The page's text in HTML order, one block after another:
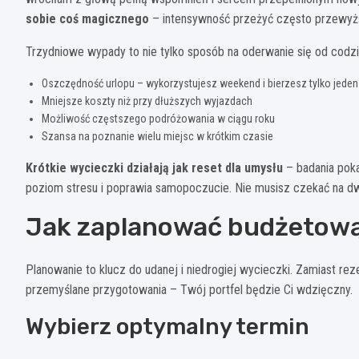
sobie coś magicznego – intensywność przeżyć często
Trzydniowe wypady to nie tylko sposób na oderwanie się od
Oszczędność urlopu – wykorzystujesz weekend i bierzesz tylko
Mniejsze koszty niż przy dłuższych wyjazdach
Możliwość częstszego podróżowania w ciągu roku
Szansa na poznanie wielu miejsc w krótkim czasie
Krótkie wycieczki działają jak reset dla umysłu – badania
poziom stresu i poprawia samopoczucie. Nie musisz czekać na
Jak zaplanować
Planowanie to klucz do udanej i niedrogiej wycieczki. Zamiast
przemyślane przygotowania – Twój portfel będzie Ci wdzięczny.
Wybierz optymalny termin